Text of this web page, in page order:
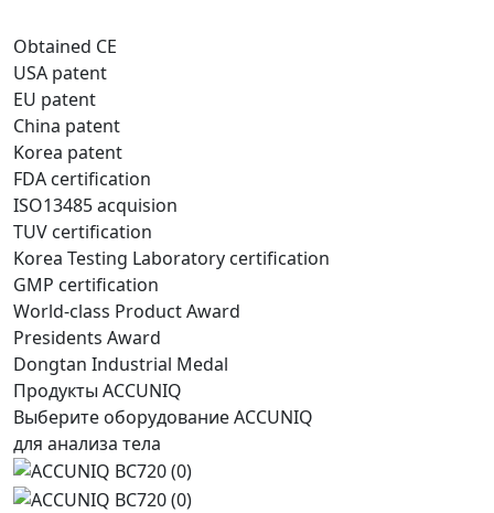
Obtained CE
USA patent
EU patent
China patent
Korea patent
FDA certification
ISO13485 acquision
TUV certification
Korea Testing Laboratory certification
GMP certification
World-class Product Award
Presidents Award
Dongtan Industrial Medal
Продукты ACCUNIQ
Выберите оборудование ACCUNIQ
для анализа тела